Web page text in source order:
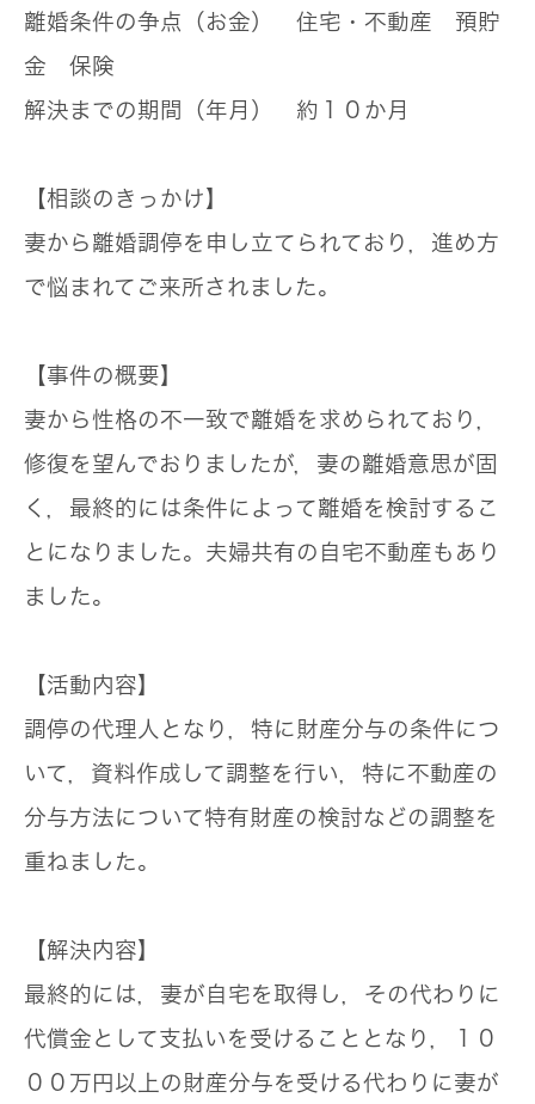
離婚条件の争点（お金） 住宅・不動産 預貯
金 保険
解決までの期間（年月） 約１０か月
【相談のきっかけ】
妻から離婚調停を申し立てられており，進め方
で悩まれてご来所されました。
【事件の概要】
妻から性格の不一致で離婚を求められており，
修復を望んでおりましたが，妻の離婚意思が固
く，最終的には条件によって離婚を検討するこ
とになりました。夫婦共有の自宅不動産もあり
ました。
【活動内容】
調停の代理人となり，特に財産分与の条件につ
いて，資料作成して調整を行い，特に不動産の
分与方法について特有財産の検討などの調整を
重ねました。
【解決内容】
最終的には，妻が自宅を取得し，その代わりに
代償金として支払いを受けることとなり，１０
００万円以上の財産分与を受ける代わりに妻が